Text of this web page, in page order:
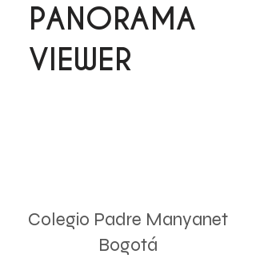
PANORAMA
VIEWER
Colegio Padre Manyanet
Bogotá